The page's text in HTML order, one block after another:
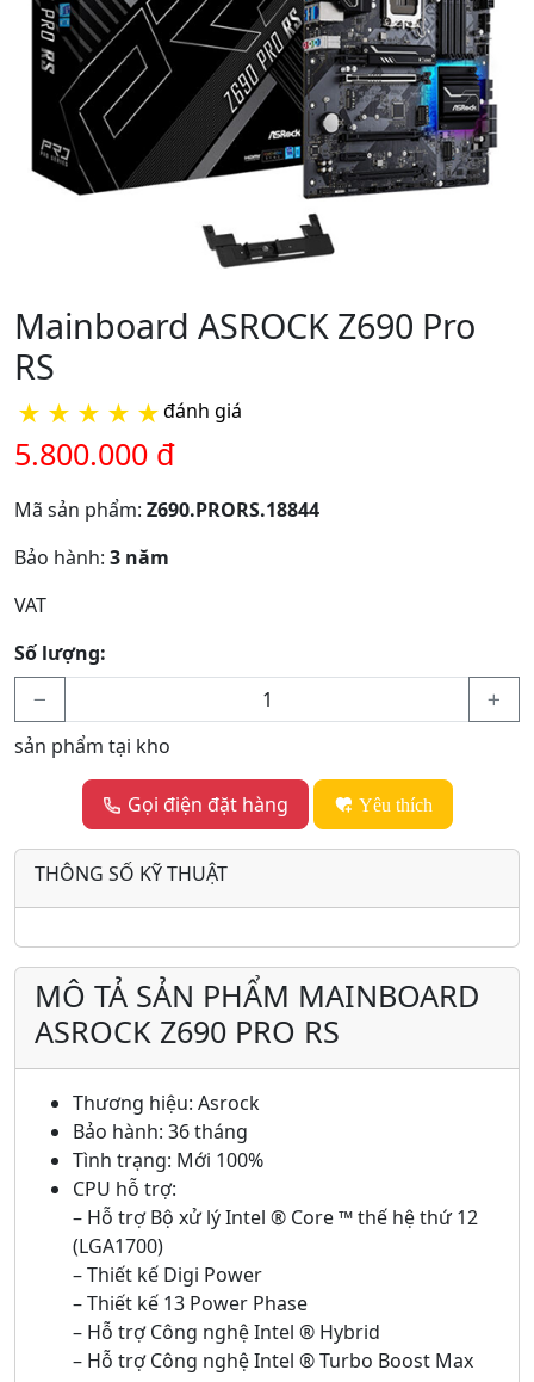
Mainboard ASROCK Z690 Pro
RS
★ ★ ★ ★ ★đánh giá
5.800.000 đ
Mã sản phẩm: Z690.PRORS.18844
Bảo hành: 3 năm
VAT
Số lượng:
sản phẩm tại kho
Gọi điện đặt hàng Yêu thích
THÔNG SỐ KỸ THUẬT
MÔ TẢ SẢN PHẨM MAINBOARD
ASROCK Z690 PRO RS
Thương hiệu: Asrock
Bảo hành: 36 tháng
Tình trạng: Mới 100%
CPU hỗ trợ:
– Hỗ trợ Bộ xử lý Intel ® Core ™ thế hệ thứ 12
(LGA1700)
– Thiết kế Digi Power
– Thiết kế 13 Power Phase
– Hỗ trợ Công nghệ Intel ® Hybrid
– Hỗ trợ Công nghệ Intel ® Turbo Boost Max